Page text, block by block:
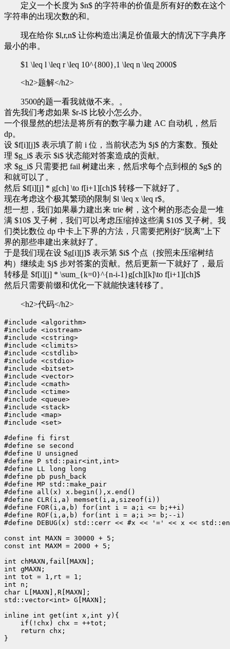
定义一个长度为 $n$ 的字符串的价值是所有好的数在这个
字符串的出现次数的和。
现在给你 $l,r,n$ 让你构造出满足价值最大的情况下字典序
最小的串。
$1 \leq l \leq r \leq 10^{800},1 \leq n \leq 2000$
<h2>题解</h2>
3500的题一看我就做不来。。
首先我们考虑如果 $r-l$ 比较小怎么办。
一个很显然的想法是将所有的数字暴力建 AC 自动机，然后
dp。
设 $f[i][j]$ 表示填了前 i 位，当前状态为 $j$ 的方案数。预处
理 $g_i$ 表示 $i$ 状态能对答案造成的贡献。
求 $g_i$ 只需要把 fail 树建出来，然后求每个点到根的 $g$ 的
和就可以了。
然后 $f[i][j] * g[ch] \to f[i+1][ch]$ 转移一下就好了。
现在考虑这个极其繁琐的限制 $l \leq x \leq r$。
想一想，我们如果暴力建出来 trie 树，这个树的形态会是一堆
满 $10$ 叉子树，我们可以考虑压缩掉这些满 $10$ 叉子树。我
们类比数位 dp 中卡上下界的方法，只需要把刚好“脱离”上下
界的那些串建出来就好了。
于是我们现在设 $g[i][j]$ 表示第 $i$ 个点（按照未压缩树结
构）继续走 $j$ 步对答案的贡献。然后更新一下就好了，最后
转移是 $f[i][j] * \sum_{k=0}^{n-i-1}g[ch][k]\to f[i+1][ch]$
然后只需要前缀和优化一下就能快速转移了。
<h2>代码</h2>
#include <algorithm>
#include <iostream>
#include <cstring>
#include <climits>
#include <cstdlib>
#include <cstdio>
#include <bitset>
#include <vector>
#include <cmath>
#include <ctime>
#include <queue>
#include <stack>
#include <map>
#include <set>
#define fi first
#define se second
#define U unsigned
#define P std::pair<int,int>
#define LL long long
#define pb push_back
#define MP std::make_pair
#define all(x) x.begin(),x.end()
#define CLR(i,a) memset(i,a,sizeof(i))
#define FOR(i,a,b) for(int i = a;i <= b;++i)
#define ROF(i,a,b) for(int i = a;i >= b;--i)
#define DEBUG(x) std::cerr << #x << '=' << x <<
const int MAXN = 30000 + 5;
const int MAXM = 2000 + 5;
int chMAXN,fail[MAXN];
int gMAXN;
int tot = 1,rt = 1;
int n;
char L[MAXN],R[MAXN];
std::vector<int> G[MAXN];
inline int get(int x,int y){
    if(!chx) chx = ++tot;
    return chx;
}